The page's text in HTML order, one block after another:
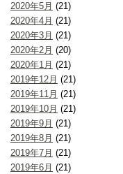
2020年5月 (21)
2020年4月 (21)
2020年3月 (21)
2020年2月 (20)
2020年1月 (21)
2019年12月 (21)
2019年11月 (21)
2019年10月 (21)
2019年9月 (21)
2019年8月 (21)
2019年7月 (21)
2019年6月 (21)